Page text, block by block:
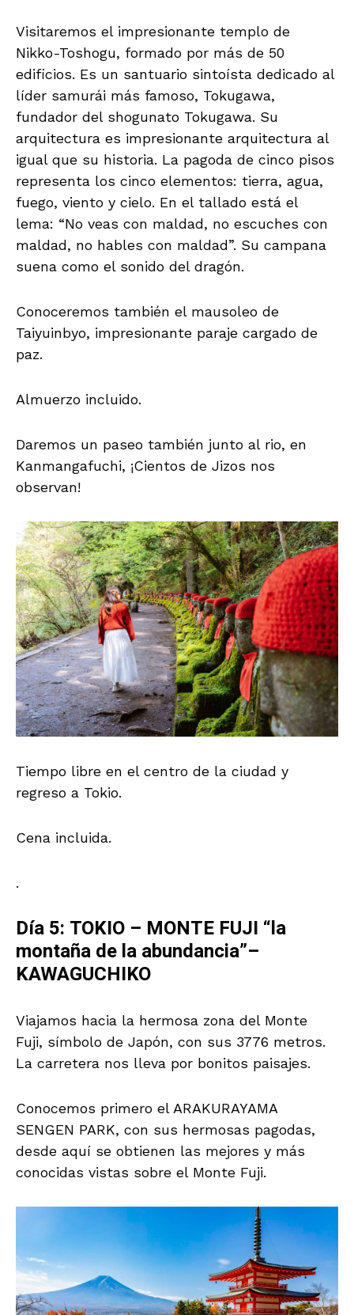
Visitaremos el impresionante templo de
Nikko-Toshogu, formado por más de 50
edificios. Es un santuario sintoísta dedicado al
líder samurái más famoso, Tokugawa,
fundador del shogunato Tokugawa. Su
arquitectura es impresionante arquitectura al
igual que su historia. La pagoda de cinco pisos
representa los cinco elementos: tierra, agua,
fuego, viento y cielo. En el tallado está el
lema: “No veas con maldad, no escuches con
maldad, no hables con maldad”. Su campana
suena como el sonido del dragón.
Conoceremos también el mausoleo de
Taiyuinbyo, impresionante paraje cargado de
paz.
Almuerzo incluido.
Daremos un paseo también junto al rio, en
Kanmangafuchi, ¡Cientos de Jizos nos
observan!
Tiempo libre en el centro de la ciudad y
regreso a Tokio.
Cena incluida.
.
Día 5: TOKIO – MONTE FUJI “la
montaña de la abundancia”–
KAWAGUCHIKO
Viajamos hacia la hermosa zona del Monte
Fuji, símbolo de Japón, con sus 3776 metros.
La carretera nos lleva por bonitos paisajes.
Conocemos primero el ARAKURAYAMA
SENGEN PARK, con sus hermosas pagodas,
desde aquí se obtienen las mejores y más
conocidas vistas sobre el Monte Fuji.